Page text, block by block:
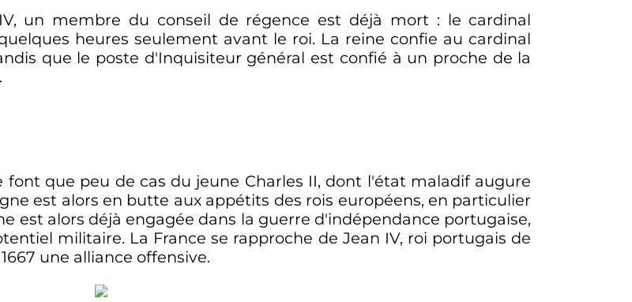
IV, un membre du conseil de régence est déjà mort : le cardinal
heures seulement avant le roi. La reine confie au cardinal
que le poste d'Inquisiteur général est confié à un proche de la
font que peu de cas du jeune Charles II, dont l'état maladif augure
est alors en butte aux appétits des rois européens, en particulier
est alors déjà engagée dans la guerre d'indépendance portugaise,
militaire. La France se rapproche de Jean IV, roi portugais de
une alliance offensive.